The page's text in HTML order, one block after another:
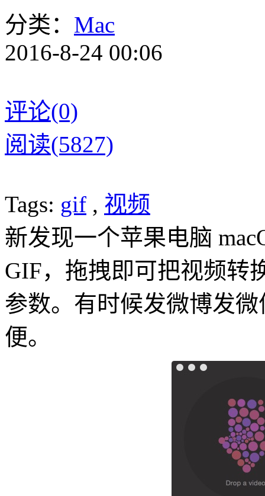
分类： Mac
2016-8-24 00:06
评论(0)
阅读(5827)
Tags: gif , 视频
新发现一个苹果电脑
GIF，拖拽即可把视频转
参数。有时候发微博发
便。